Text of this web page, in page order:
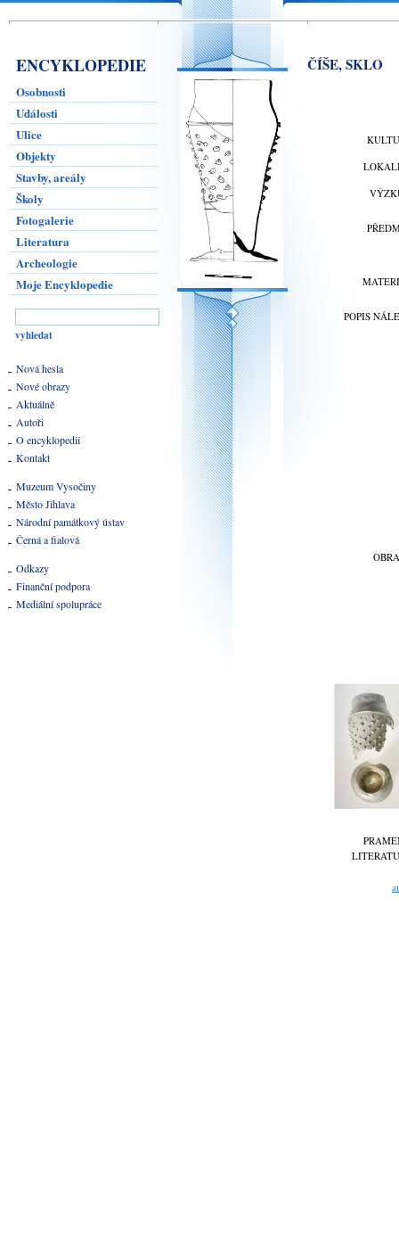
ENCYKLOPEDIE
Osobnosti
Události
Ulice
Objekty
Stavby, areály
Školy
Fotogalerie
Literatura
Archeologie
Moje Encyklopedie
Nová hesla
Nové obrazy
Aktuálně
Autoři
O encyklopedii
Kontakt
Muzeum Vysočiny
Město Jihlava
Národní památkový ústav
Černá a fialová
Odkazy
Finanční podpora
Mediální spolupráce
ČÍŠE, SKLO
POPIS